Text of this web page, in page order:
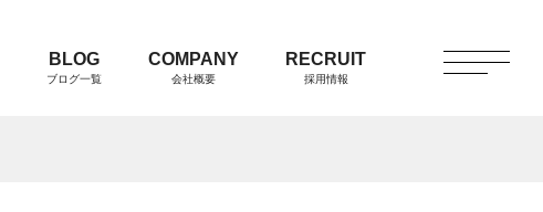
BLOG
ブログ一覧
COMPANY
会社概要
RECRUIT
採用情報